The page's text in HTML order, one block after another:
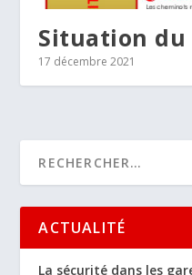
Situation du
17 décembre 2021
ACTUALITÉ
La sécurité dans les